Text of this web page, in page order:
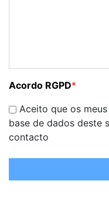
Acordo RGPD*
Aceito que os
base de dados deste
contacto